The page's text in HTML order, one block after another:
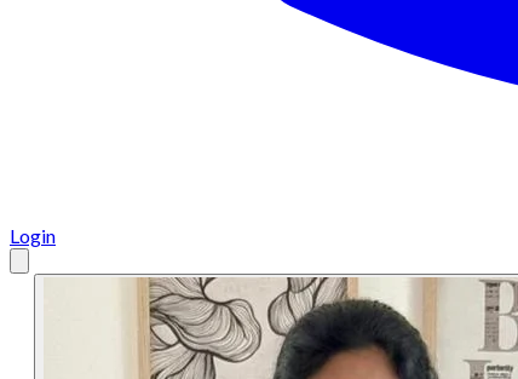
Login